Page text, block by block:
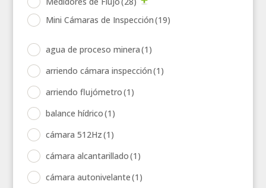
Mini Cámaras de Inspección(19)
agua de proceso minera(1)
arriendo cámara inspección(1)
arriendo flujómetro(1)
balance hídrico(1)
cámara 512Hz(1)
cámara alcantarillado(1)
cámara autonivelante(1)